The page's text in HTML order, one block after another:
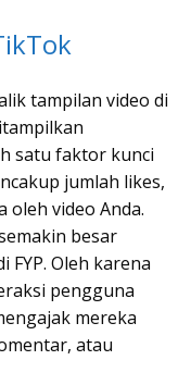
tampilan video di
satu faktor kunci
jumlah likes,
oleh video Anda.
besar
FYP. Oleh karena
pengguna
mereka
atau